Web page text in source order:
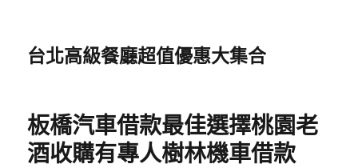
台北高級餐廳超值優惠大集合
板橋汽車借款最佳選擇桃園老
酒收購有專人樹林機車借款